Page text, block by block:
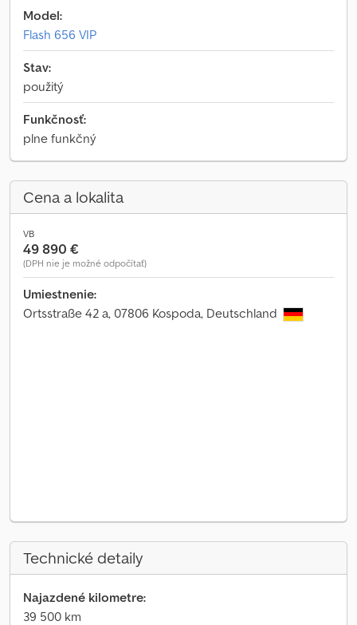
Model:
Flash 656 VIP
Stav:
použitý
Funkčnosť:
plne funkčný
Cena a lokalita
VB
49 890 €
(DPH nie je možné odpočítať)
Umiestnenie:
Ortsstraße 42 a, 07806 Kospoda, Deutschland
Technické detaily
Najazdené kilometre:
39 500 km